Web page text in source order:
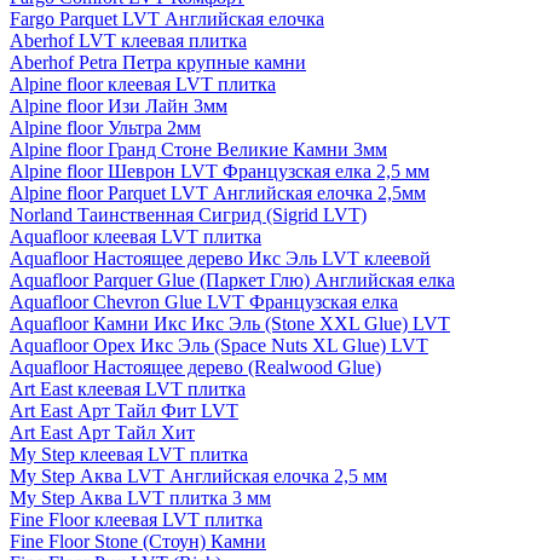
Fargo Parquet LVT Английская елочка
Aberhof LVT клеевая плитка
Aberhof Petra Петра крупные камни
Alpine floor клеевая LVT плитка
Alpine floor Изи Лайн 3мм
Alpine floor Ультра 2мм
Alpine floor Гранд Стоне Великие Камни 3мм
Alpine floor Шеврон LVT Французская елка 2,5 мм
Alpine floor Parquet LVT Английская елочка 2,5мм
Norland Таинственная Сигрид (Sigrid LVT)
Aquafloor клеевая LVT плитка
Aquafloor Настоящее дерево Икс Эль LVT клеевой
Aquafloor Parquer Glue (Паркет Глю) Английская елка
Aquafloor Chevron Glue LVT Французская елка
Aquafloor Камни Икс Икс Эль (Stone XXL Glue) LVT
Aquafloor Орех Икс Эль (Space Nuts XL Glue) LVT
Aquafloor Настоящее дерево (Realwood Glue)
Art East клеевая LVT плитка
Art East Арт Тайл Фит LVT
Art East Арт Тайл Хит
My Step клеевая LVT плитка
My Step Аква LVT Английская елочка 2,5 мм
My Step Аква LVT плитка 3 мм
Fine Floor клеевая LVT плитка
Fine Floor Stone (Стоун) Камни